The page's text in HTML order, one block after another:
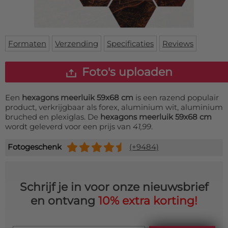
Formaten Verzending Specificaties Reviews
Foto's uploaden
Een hexagons meerluik 59x68 cm is een razend populair
product, verkrijgbaar als forex, aluminium wit, aluminium
bruched en plexiglas. De hexagons meerluik 59x68 cm
wordt geleverd voor een prijs van 41,99.
Fotogeschenk (+9484)
Schrijf je in voor onze nieuwsbrief
en ontvang 10% extra korting!